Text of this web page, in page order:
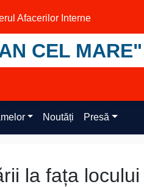
Afacerilor Interne
CEL MARE"
Noutăți Presă
la fața locului